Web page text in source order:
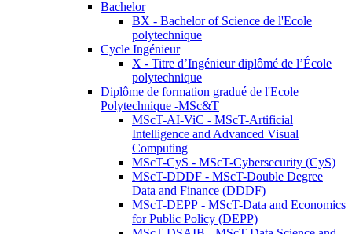
Bachelor
BX - Bachelor of Science de l'Ecole
polytechnique
Cycle Ingénieur
X - Titre d’Ingénieur diplômé de l’École
polytechnique
Diplôme de formation gradué de l'Ecole
Polytechnique -MSc&T
MScT-AI-ViC - MScT-Artificial
Intelligence and Advanced Visual
Computing
MScT-CyS - MScT-Cybersecurity (CyS)
MScT-DDDF - MScT-Double Degree
Data and Finance (DDDF)
MScT-DEPP - MScT-Data and Economics
for Public Policy (DEPP)